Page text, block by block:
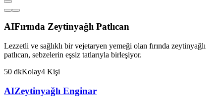
AIFırında Zeytinyağlı Patlıcan
Lezzetli ve sağlıklı bir vejetaryen yemeği olan fırında zeytinyağlı
patlıcan, sebzelerin eşsiz tatlarıyla birleşiyor.
50 dkKolay4 Kişi
AIZeytinyağlı Enginar